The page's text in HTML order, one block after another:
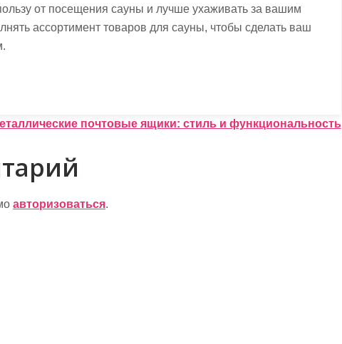
от посещения сауны и лучше ухаживать за вашим
ассортимент товаров для сауны, чтобы сделать ваш
почтовые ящики: стиль и функциональность
авторизоваться.